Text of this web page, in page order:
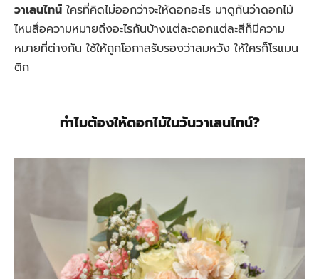
วาเลนไทน์ ใครที่คิดไม่ออกว่าจะให้ดอกอะไร มาดูกันว่าดอกไม้
ไหนสื่อความหมายถึงอะไรกันบ้างแต่ละดอกแต่ละสีก็มีความ
หมายที่ต่างกัน ใช้ให้ถูกโอกาสรับรองว่าสมหวัง ให้ใครก็โรแมน
ติก
ทำไมต้องให้ดอกไม้ในวันวาเลนไทน์?